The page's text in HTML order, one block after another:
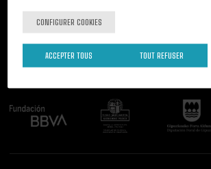
CONFIGURER COOKIES
TOUT REFUSER
ACCEPTER TOUS